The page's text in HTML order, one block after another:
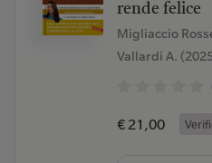
rende felice
Migliaccio
Vallardi A.
€ 21,00